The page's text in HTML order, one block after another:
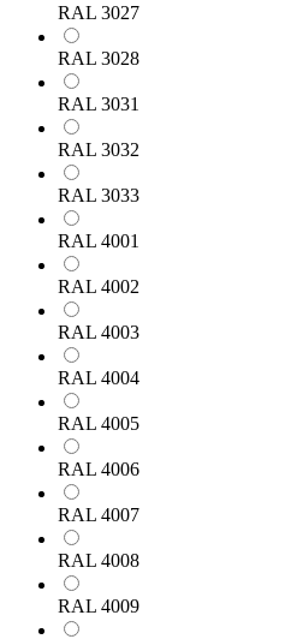
RAL 3027
RAL 3028
RAL 3031
RAL 3032
RAL 3033
RAL 4001
RAL 4002
RAL 4003
RAL 4004
RAL 4005
RAL 4006
RAL 4007
RAL 4008
RAL 4009